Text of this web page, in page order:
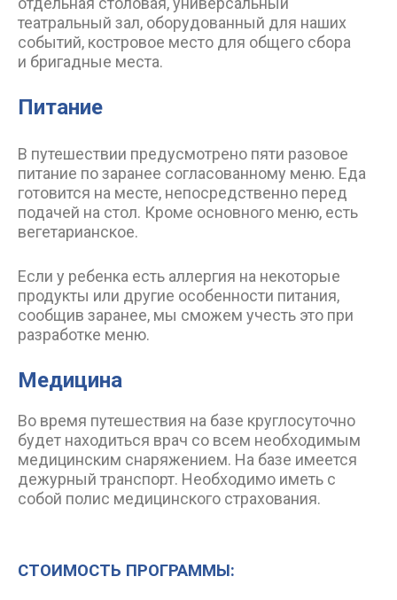
театральный зал, оборудованный для наших
событий, костровое место для общего сбора
и бригадные места.
Питание
В путешествии предусмотрено пяти разовое
питание по заранее согласованному меню. Еда
готовится на месте, непосредственно перед
подачей на стол. Кроме основного меню, есть
вегетарианское.
Если у ребенка есть аллергия на некоторые
продукты или другие особенности питания,
сообщив заранее, мы сможем учесть это при
разработке меню.
Медицина
Во время путешествия на базе круглосуточно
будет находиться врач со всем необходимым
медицинским снаряжением. На базе имеется
дежурный транспорт. Необходимо иметь с
собой полис медицинского страхования.
СТОИМОСТЬ ПРОГРАММЫ: